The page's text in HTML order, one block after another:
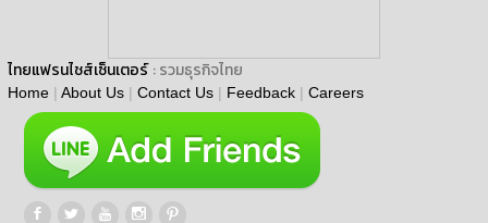
ไทยแฟรนไชส์เซ็นเตอร์ : รวมธุรกิจไทย
Home | About Us | Contact Us | Feedback | Careers